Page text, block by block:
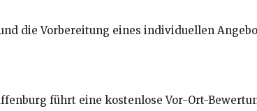
die Vorbereitung eines individuellen
führt eine kostenlose Vor-Ort-